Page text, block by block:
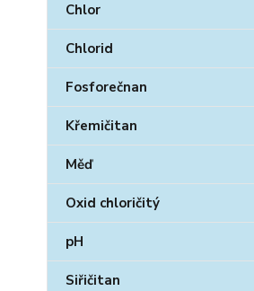
Chlor
Chlorid
Fosforečnan
Křemičitan
Měď
Oxid chloričitý
pH
Siřičitan